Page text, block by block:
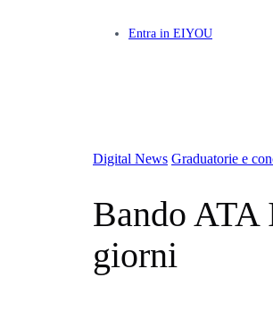
Entra in EIYOU
Digital News Graduatorie e
Bando
giorni